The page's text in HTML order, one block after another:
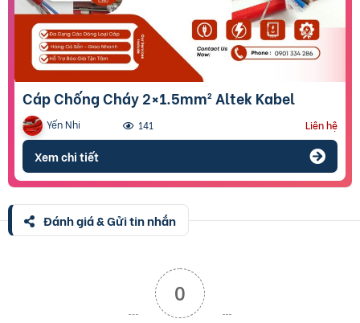
Cáp Chống Cháy 2×1.5mm² Altek Kabel
Yến Nhi 141 Liên hệ
Xem chi tiết
Đánh giá & Gửi tin nhắn
0